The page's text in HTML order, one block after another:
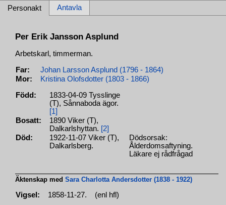
Personakt Antavla
Per Erik Jansson Asplund
Arbetskarl, timmerman.
Far:
Johan Larsson Asplund (1796 - 1864)
Mor:
Kristina Olofsdotter (1803 - 1866)
Född:
1833-04-09 Tysslinge
(T), Sånnaboda ägor.
[1]
Bosatt:
1890 Viker (T),
Dalkarlshyttan. [2]
Död:
1922-11-07 Viker (T),
Dalkarlsberg.
Dödsorsak:
Ålderdomsaftyning.
Läkare ej rådfrågad
Äktenskap medSara Charlotta Andersdotter (1838 - 1922)
Vigsel: 1858-11-27. (enl hfl)